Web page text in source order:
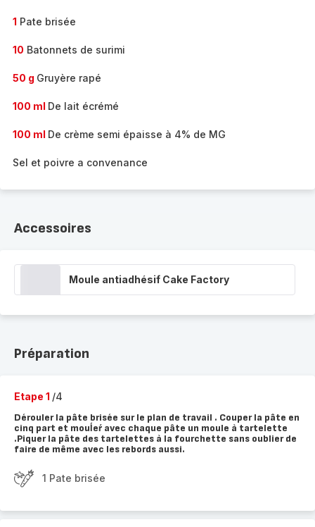
1 Pate brisée
10 Batonnets de surimi
50 g Gruyère rapé
100 ml De lait écrémé
100 ml De crème semi épaisse à 4% de MG
Sel et poivre a convenance
Accessoires
Moule antiadhésif Cake Factory
Préparation
Etape 1 /4
Dérouler la pâte brisée sur le plan de travail . Couper la pâte en
cinq part et mouĺeŕ avec chaque pâte un moule à tartelette
.Piquer la pâte des tartelettes à la fourchette sans oublier de
faire de même avec les rebords aussi.
1 Pate brisée